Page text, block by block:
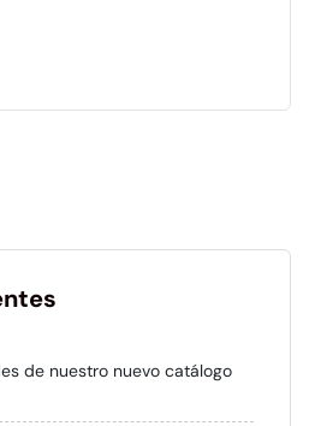
de nuestro nuevo catálogo